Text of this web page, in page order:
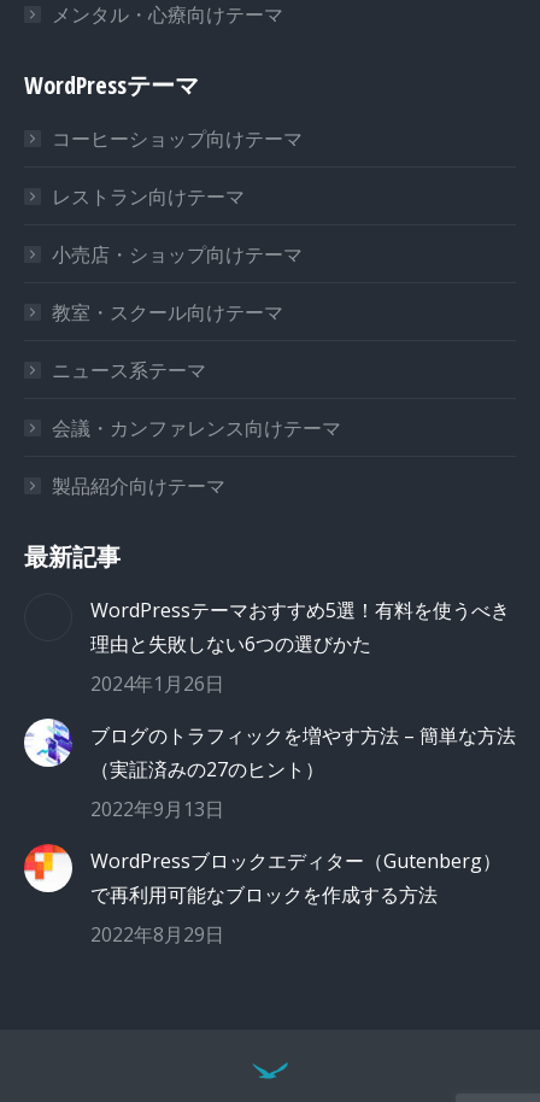
メンタル・心療向けテーマ
WordPressテーマ
コーヒーショップ向けテーマ
レストラン向けテーマ
小売店・ショップ向けテーマ
教室・スクール向けテーマ
ニュース系テーマ
会議・カンファレンス向けテーマ
製品紹介向けテーマ
最新記事
WordPressテーマおすすめ5選！有料を使うべき
理由と失敗しない6つの選びかた
2024年1月26日
ブログのトラフィックを増やす方法 – 簡単な方法
（実証済みの27のヒント）
2022年9月13日
WordPressブロックエディター（Gutenberg）
で再利用可能なブロックを作成する方法
2022年8月29日